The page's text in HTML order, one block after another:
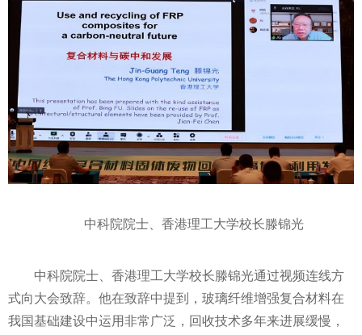
中科院院士、香港理工大学校长滕锦光
中科院院士、香港理工大学校长滕锦光通过视频连线方
式向大会致辞。他在致辞中提到，玻璃纤维增强复合材料在
我国基础建设中运用非常广泛，回收技术多年来进展缓慢，